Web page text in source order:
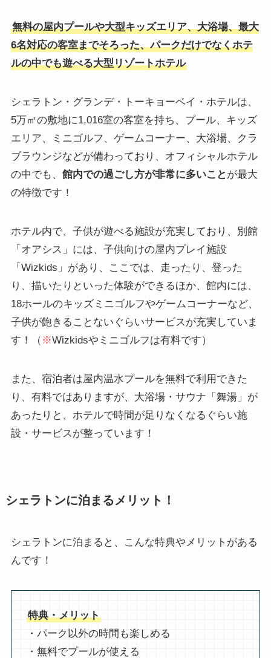
無料の屋内プールや大型キッズエリア、大浴場、最大
6名対応の客室までそろった、パークだけでなくホテ
ルの中でも遊べる大型リゾートホテル
シェラトン・グランデ・トーキョーベイ・ホテルは、
5万㎡の敷地に1,016室の客室を持ち、プール、キッズ
エリア、ミニゴルフ、ゲームコーナー、大浴場、クラ
ブラウンジなどが備わっており、オフィシャルホテル
の中でも、 館内での過ごし方が非常に多いこと が最大
の特徴です！
ホテル内で、子供が遊べる施設が充実しており、別館
「オアシス」には、子供向けの屋内プレイ施設
「Wizkids」があり、ここでは、走ったり、登った
り、描いたりといった体験ができるほか、館内には、
18ホールのキッズミニゴルフやゲームコーナーなど、
子供が飽きることないぐらいサービスが充実していま
す！（ ※Wizkidsやミニゴルフは有料です）
また、宿泊者は屋内温水プールを無料で利用できた
り、有料ではありますが、大浴場・サウナ「舞湯」が
あったりと、ホテルで時間が足りなくなるぐらい施
設・サービスが整っています！
シェラトンに泊まるメリット！
シェラトンに泊まると、こんな特典やメリットがある
んです！
特典・メリット
・パーク以外の時間も楽しめる
・無料でプールが使える